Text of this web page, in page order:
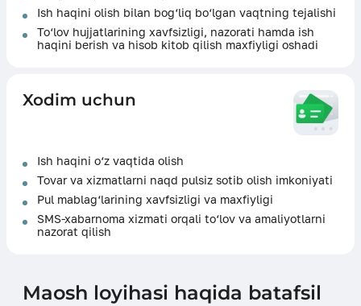
Ish haqini olish bilan bog‘liq bo‘lgan vaqtning tejalishi
To‘lov hujjatlarining xavfsizligi, nazorati hamda ish
haqini berish va hisob kitob qilish maxfiyligi oshadi
Xodim uchun
Ish haqini o‘z vaqtida olish
Tovar va xizmatlarni naqd pulsiz sotib olish imkoniyati
Pul mablag‘larining xavfsizligi va maxfiyligi
SMS-xabarnoma xizmati orqali to‘lov va amaliyotlarni
nazorat qilish
Maosh loyihasi haqida batafsil